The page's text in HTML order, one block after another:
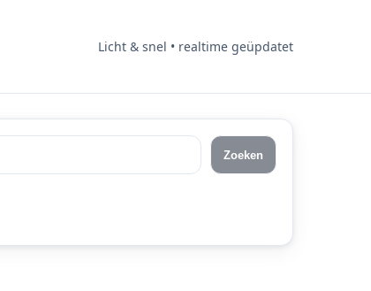
Licht & snel • realtime geüpdatet
Zoeken